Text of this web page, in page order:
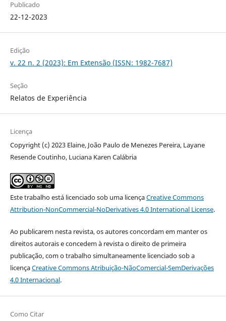
Publicado
22-12-2023
Edição
v. 22 n. 2 (2023): Em Extensão (ISSN: 1982-7687)
Seção
Relatos de Experiência
Licença
Copyright (c) 2023 Elaine, João Paulo de Menezes Pereira, Layane
Resende Coutinho, Luciana Karen Calábria
Este trabalho está licenciado sob uma licençaCreative Commons
Attribution-NonCommercial-NoDerivatives 4.0 International License.
Ao publicarem nesta revista, os autores concordam em manter os
direitos autorais e concedem à revista o direito de primeira
publicação, com o trabalho simultaneamente licenciado sob a
licençaCreative Commons Atribuição-NãoComercial-SemDerivações
4.0 Internacional.
Como Citar